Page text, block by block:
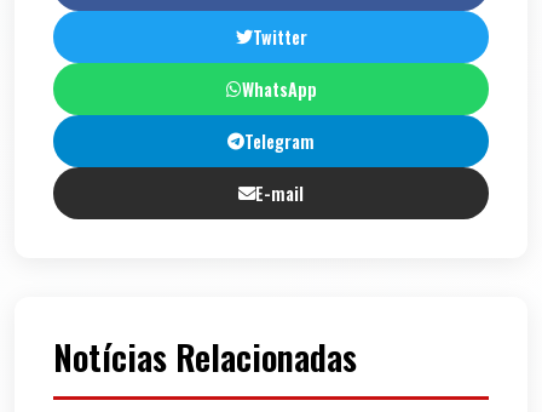
Twitter
WhatsApp
Telegram
E-mail
Notícias Relacionadas